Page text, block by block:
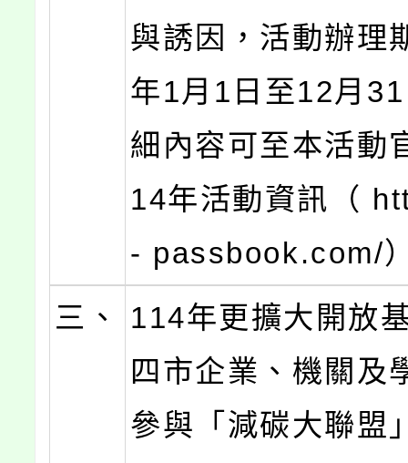
與誘因，活動辦理
年1月1日至12月
細內容可至本活動
14年活動資訊（
- passbook.com/
三、
114年更擴大開放
四市企業、機關及
參與「減碳大聯盟